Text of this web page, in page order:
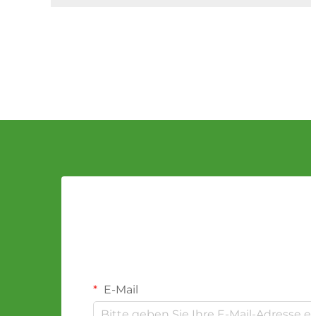
E-Mail